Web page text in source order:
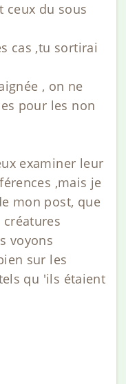
ceux du sous
cas ,tu sortirai
, on ne
pour les non
examiner leur
,mais je
mon post, que
voyons
sur les
qu 'ils étaient